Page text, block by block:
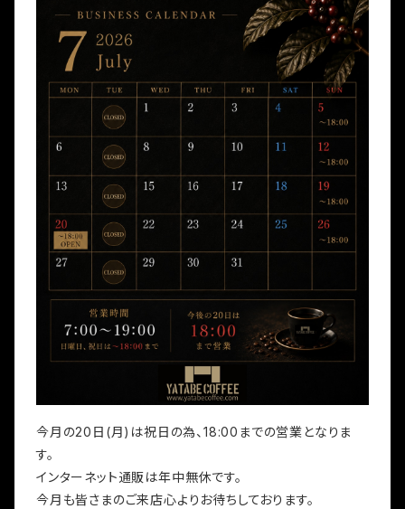
今月の20日(月)は祝日の為、18:00までの営業となりま
す。
インターネット通販は年中無休です。
今月も皆さまのご来店心よりお待ちしております。